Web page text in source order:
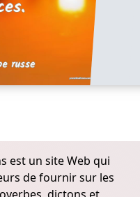
est un site Web qui
de fournir sur les